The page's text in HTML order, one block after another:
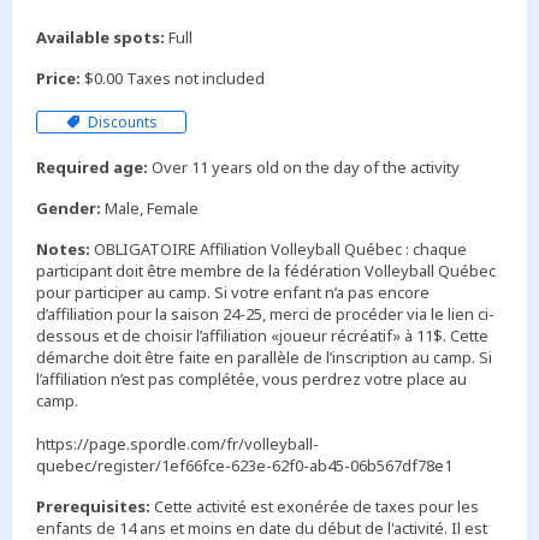
Available spots: Full
Price: $0.00 Taxes not included
Discounts
Required age: Over 11 years old on the day of the activity
Gender: Male, Female
Notes: OBLIGATOIRE Affiliation Volleyball Québec : chaque
participant doit être membre de la fédération Volleyball Québec
pour participer au camp. Si votre enfant n’a pas encore
d’affiliation pour la saison 24-25, merci de procéder via le lien ci-
dessous et de choisir l’affiliation «joueur récréatif» à 11$. Cette
démarche doit être faite en parallèle de l’inscription au camp. Si
l’affiliation n’est pas complétée, vous perdrez votre place au
camp.
https://page.spordle.com/fr/volleyball-
Prerequisites: Cette activité est exonérée de taxes pour les
enfants de 14 ans et moins en date du début de l'activité. Il est